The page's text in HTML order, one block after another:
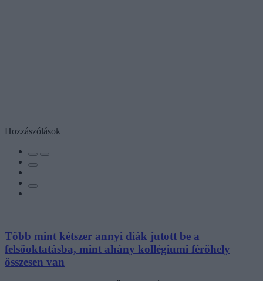
Hozzászólások
Több mint kétszer annyi diák jutott be a
felsőoktatásba, mint ahány kollégiumi férőhely
összesen van